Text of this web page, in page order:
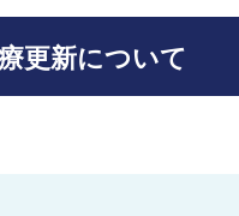
更新について